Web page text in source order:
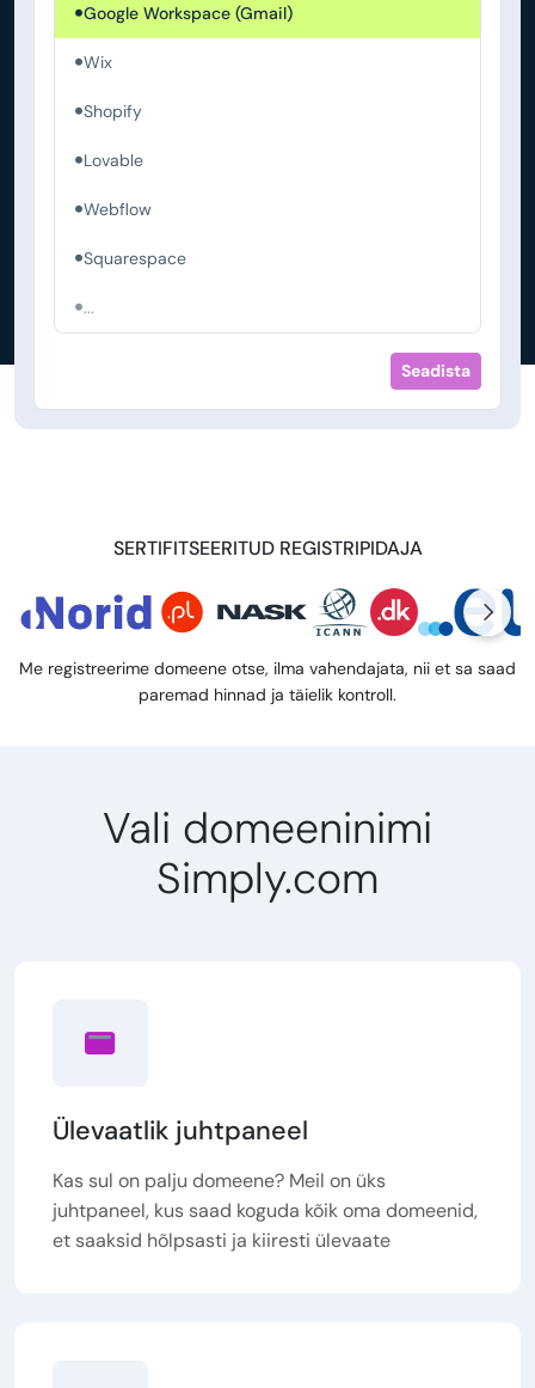
Google Workspace (Gmail)
Wix
Shopify
Lovable
Webflow
Squarespace
...
Seadista
SERTIFITSEERITUD REGISTRIPIDAJA
Me registreerime domeene otse, ilma vahendajata, nii et sa saad
paremad hinnad ja täielik kontroll.
Vali domeeninimi
Simply.com
Ülevaatlik juhtpaneel
Kas sul on palju domeene? Meil on üks
juhtpaneel, kus saad koguda kõik oma domeenid,
et saaksid hõlpsasti ja kiiresti ülevaate